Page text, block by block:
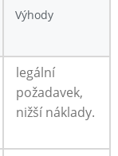
Výhody
legální
požadavek,
nižší náklady.